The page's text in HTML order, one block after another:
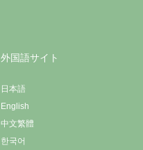
外国語サイト
日本語
English
中文繁體
한국어